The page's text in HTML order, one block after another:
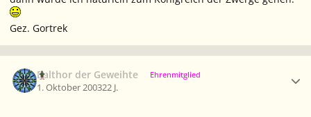
Gez. Gortrek
Balthor der Geweihte Ehrenmitglied
1. Oktober 200322 J.